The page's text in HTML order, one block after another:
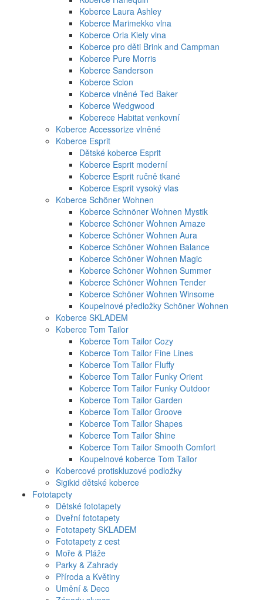
Koberce Laura Ashley
Koberce Marimekko vlna
Koberce Orla Kiely vlna
Koberce pro děti Brink and Campman
Koberce Pure Morris
Koberce Sanderson
Koberce Scion
Koberce vlněné Ted Baker
Koberce Wedgwood
Koberece Habitat venkovní
Koberce Accessorize vlněné
Koberce Esprit
Dětské koberce Esprit
Koberce Esprit moderní
Koberce Esprit ručně tkané
Koberce Esprit vysoký vlas
Koberce Schöner Wohnen
Koberce Schnöner Wohnen Mystik
Koberce Schöner Wohnen Amaze
Koberce Schöner Wohnen Aura
Koberce Schöner Wohnen Balance
Koberce Schöner Wohnen Magic
Koberce Schöner Wohnen Summer
Koberce Schöner Wohnen Tender
Koberce Schöner Wohnen Winsome
Koupelnové předložky Schöner Wohnen
Koberce SKLADEM
Koberce Tom Tailor
Koberce Tom Tailor Cozy
Koberce Tom Tailor Fine Lines
Koberce Tom Tailor Fluffy
Koberce Tom Tailor Funky Orient
Koberce Tom Tailor Funky Outdoor
Koberce Tom Tailor Garden
Koberce Tom Tailor Groove
Koberce Tom Tailor Shapes
Koberce Tom Tailor Shine
Koberce Tom Tailor Smooth Comfort
Koupelnové koberce Tom Tailor
Kobercové protiskluzové podložky
Sigikid dětské koberce
Fototapety
Dětské fototapety
Dveřní fototapety
Fototapety SKLADEM
Fototapety z cest
Moře & Pláže
Parky & Zahrady
Příroda a Květiny
Umění & Deco